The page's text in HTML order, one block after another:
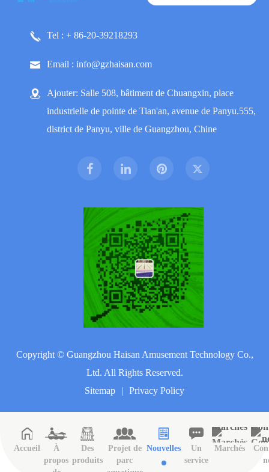
Tel : + 86-20-39218293
Email : info@gzhaisan.com
Ajouter: Salle 508, bâtiment de Chuangxin, place
industrielle de pointe de Tian'an, avenue de Panyu.555,
district de Panyu, ville de Guangzhou, Chine
Copyright © Guangzhou Haisan Amusement Technology Co.,
Ltd. All Rights Reserved.
Sitemap
| Privacy Policy
Accueil
À
propos
Des
produits
Projet de
parc
Nouvelles
Un
service
Marchés